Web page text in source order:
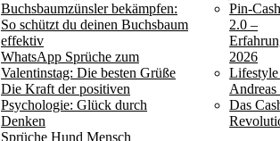
Buchsbaumzünsler bekämpfen:
So schützt du deinen Buchsbaum
effektiv
WhatsApp Sprüche zum
Valentinstag: Die besten Grüße
Die Kraft der positiven
Psychologie: Glück durch
Denken
Sprüche Hund Mensch
Pin-
2.0 –
2026
Das